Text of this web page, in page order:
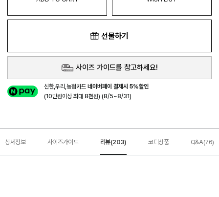
선물하기
사이즈 가이드를 참고하세요!
신한,우리,농협카드네이버페이 결제시 5%할인
(10만원이상 최대 8천원) (8/5~8/31)
상세정보 사이즈가이드 리뷰(203) 코디상품 Q&A(76)